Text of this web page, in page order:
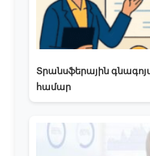
Տրանսֆերային
համար